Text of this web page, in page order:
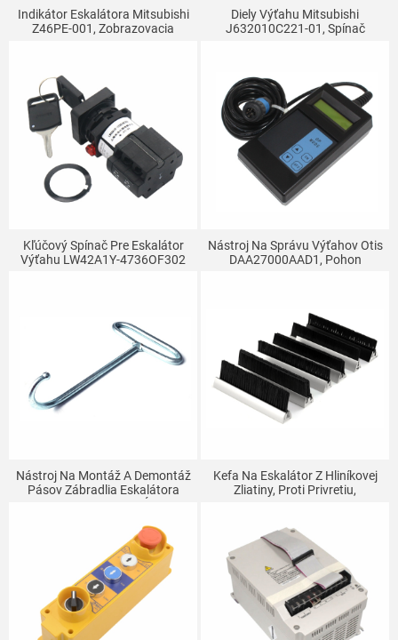
Indikátor Eskalátora Mitsubishi
Z46PE-001, Zobrazovacia
Diely Výťahu Mitsubishi
J632010C221-01, Spínač
Kľúčový Spínač Pre Eskalátor
Výťahu LW42A1Y-4736OF302
Nástroj Na Správu Výťahov Otis
DAA27000AAD1, Pohon
Nástroj Na Montáž A Demontáž
Pásov Zábradlia Eskalátora
Pásy Zábradlia
Kefa Na Eskalátor Z Hliníkovej
Zliatiny, Proti Privretiu,
Základňa